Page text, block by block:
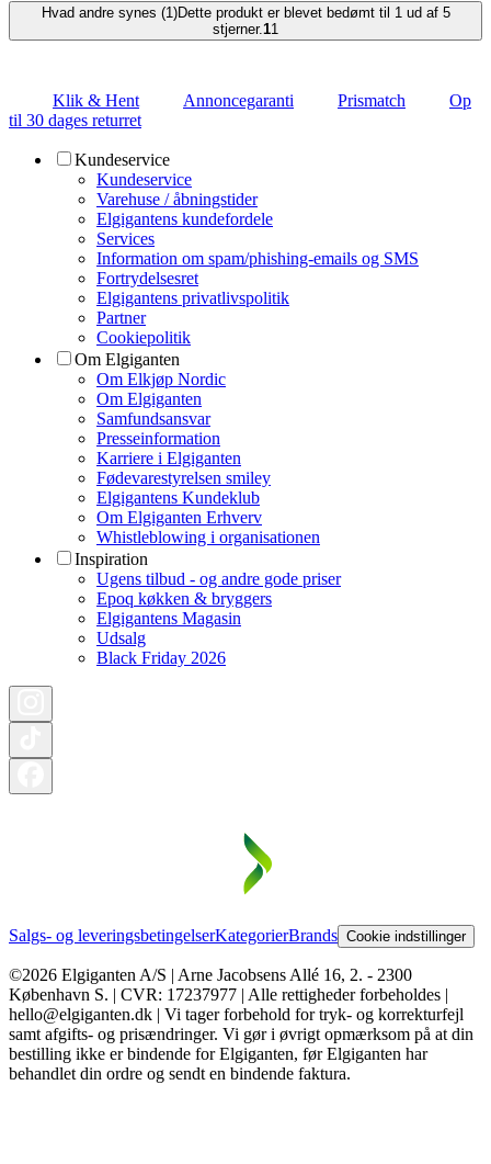
Hvad andre synes (1)Dette produkt er blevet bedømt til 1 ud af 5
stjerner.11
Klik & Hent Annoncegaranti Prismatch
Op
til 30 dages returret
Kundeservice
Kundeservice
Varehuse / åbningstider
Elgigantens kundefordele
Services
Information om spam/phishing-emails og SMS
Fortrydelsesret
Elgigantens privatlivspolitik
Partner
Cookiepolitik
Om Elgiganten
Om Elkjøp Nordic
Om Elgiganten
Samfundsansvar
Presseinformation
Karriere i Elgiganten
Fødevarestyrelsen smiley
Elgigantens Kundeklub
Om Elgiganten Erhverv
Whistleblowing i organisationen
Inspiration
Ugens tilbud - og andre gode priser
Epoq køkken & bryggers
Elgigantens Magasin
Udsalg
Black Friday 2026
Salgs- og leveringsbetingelserKategorierBrands Cookie indstillinger
©2026 Elgiganten A/S | Arne Jacobsens Allé 16, 2. - 2300
København S. | CVR: 17237977 | Alle rettigheder forbeholdes |
hello@elgiganten.dk | Vi tager forbehold for tryk- og korrekturfejl
samt afgifts- og prisændringer. Vi gør i øvrigt opmærksom på at din
bestilling ikke er bindende for Elgiganten, før Elgiganten har
behandlet din ordre og sendt en bindende faktura.